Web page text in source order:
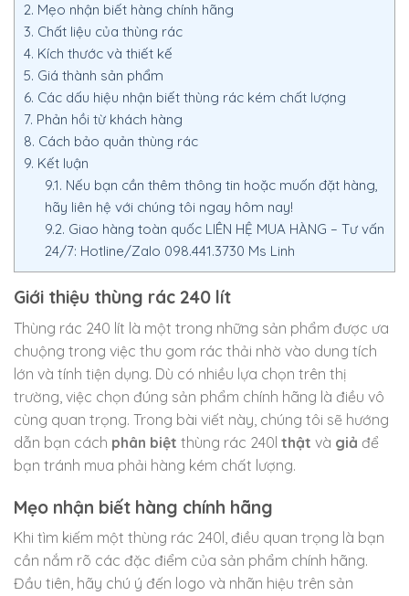
2. Mẹo nhận biết hàng chính hãng
3. Chất liệu của thùng rác
4. Kích thước và thiết kế
5. Giá thành sản phẩm
6. Các dấu hiệu nhận biết thùng rác kém chất lượng
7. Phản hồi từ khách hàng
8. Cách bảo quản thùng rác
9. Kết luận
9.1. Nếu bạn cần thêm thông tin hoặc muốn đặt hàng,
hãy liên hệ với chúng tôi ngay hôm nay!
9.2. Giao hàng toàn quốc LIÊN HỆ MUA HÀNG – Tư vấn
24/7: Hotline/Zalo 098.441.3730 Ms Linh
Giới thiệu thùng rác 240 lít
Thùng rác 240 lít là một trong những sản phẩm được ưa
chuộng trong việc thu gom rác thải nhờ vào dung tích
lớn và tính tiện dụng. Dù có nhiều lựa chọn trên thị
trường, việc chọn đúng sản phẩm chính hãng là điều vô
cùng quan trọng. Trong bài viết này, chúng tôi sẽ hướng
dẫn bạn cách phân biệt thùng rác 240l thật và giả để
bạn tránh mua phải hàng kém chất lượng.
Mẹo nhận biết hàng chính hãng
Khi tìm kiếm một thùng rác 240l, điều quan trọng là bạn
cần nắm rõ các đặc điểm của sản phẩm chính hãng.
Đầu tiên, hãy chú ý đến logo và nhãn hiệu trên sản